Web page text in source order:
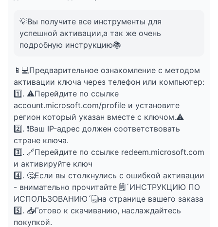
💡Вы получите все инструменты для
успешной активации,а так же очень
подробную инструкцию📚
📱💻Предварительное ознакомление с методом
активации ключа через телефон или компьютер:
1️⃣. ⚠️Перейдите по ссылке
account.microsoft.com/profile и установите
регион который указан вместе с ключом.⚠️
2️⃣. ❗Ваш IP-адрес должен соответствовать
стране ключа.
3️⃣. 🔗Перейдите по ссылке redeem.microsoft.com
и активируйте ключ
4️⃣. 🤔Если вы столкнулись с ошибкой активации
- внимательно прочитайте 🗒️️´ИНСТРУКЦИЮ ПО
ИСПОЛЬЗОВАНИЮ´🗒️️на странице вашего заказа
5️⃣. 📥Готово к скачиванию, наслаждайтесь
покупкой.